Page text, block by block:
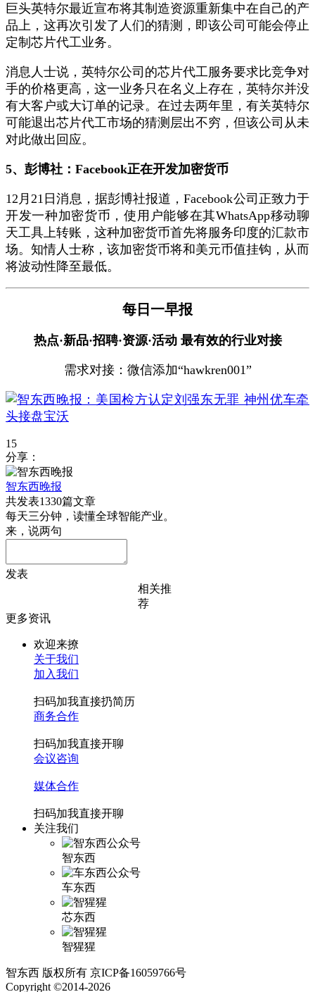
巨头英特尔最近宣布将其制造资源重新集中在自己的产
品上，这再次引发了人们的猜测，即该公司可能会停止
定制芯片代工业务。
消息人士说，英特尔公司的芯片代工服务要求比竞争对
手的价格更高，这一业务只在名义上存在，英特尔并没
有大客户或大订单的记录。在过去两年里，有关英特尔
可能退出芯片代工市场的猜测层出不穷，但该公司从未
对此做出回应。
5、彭博社：Facebook正在开发加密货币
12月21日消息，据彭博社报道，Facebook公司正致力于
开发一种加密货币，使用户能够在其WhatsApp移动聊
天工具上转账，这种加密货币首先将服务印度的汇款市
场。知情人士称，该加密货币将和美元币值挂钩，从而
将波动性降至最低。
每日一早报
热点·新品·招聘·资源·活动 最有效的行业对接
需求对接：微信添加“hawkren001”
15
分享：
智东西晚报
共发表1330篇文章
每天三分钟，读懂全球智能产业。
来，说两句
发表
相关推
荐
更多资讯
欢迎来撩
关于我们
加入我们
扫码加我直接扔简历
商务合作
扫码加我直接开聊
会议咨询
媒体合作
扫码加我直接开聊
关注我们
智东西
车东西
芯东西
智猩猩
智东西 版权所有 京ICP备16059766号
Copyright ©2014-2026